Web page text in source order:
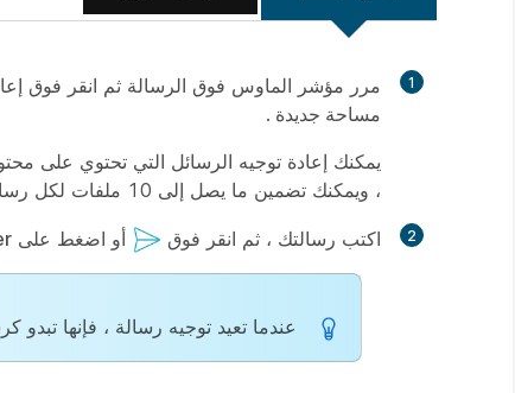
1 مرر مؤشر الماوس فوق الرسالة ثم انقر فوق
مساحة جديدة .
، ويمكنك تضمين ما يصل إلى 10 ملفات لكل رسالة. أيضًا ، يمكنك الآن إعادة توجيه الرسائل التي تحتوي على دعوة اجتماع.
2 اكتب رسالتك ، ثم انقر فوق أو اضغط على
عندما تعيد توجيه رسالة ، فإنها